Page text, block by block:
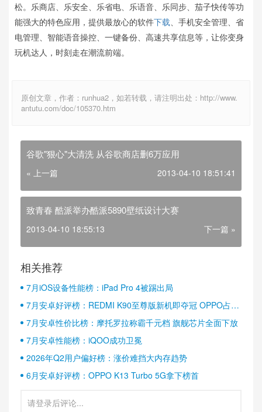
松。乐商店、乐安全、乐省电、乐语音、乐同步、茄子快传等功
能强大的特色应用，提供最放心的软件下载、手机安全管理、省
电管理、智能语音操控、一键备份、高速共享信息等，让你变身
玩机达人，时刻走在潮流前端。
原创文章，作者：runhua2，如若转载，请注明出处：http://www.
antutu.com/doc/105370.htm
谷歌"狠心"大清洗 从谷歌商店删6万应用
« 上一篇 2013-04-10 18:51:41
致青春 酷派举办酷派5890壁纸设计大赛
2013-04-10 18:55:13 下一篇 »
相关推荐
7月iOS设备性能榜：iPad Pro 4被踢出局
7月安卓好评榜：REDMI K90至尊版新机即夺冠 OPPO占据
半壁江山
7月安卓性价比榜：摩托罗拉称霸千元档 旗舰芯片全面下放
7月安卓性能榜：iQOO成功卫冕
2026年Q2用户偏好榜：涨价难挡大内存趋势
6月安卓好评榜：OPPO K13 Turbo 5G拿下榜首